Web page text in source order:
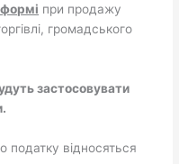
формі при продажу
громадського
застосовувати
податку відносяться